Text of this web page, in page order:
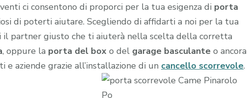
ci consentono di proporci per la tua esigenza di porta
di poterti aiutare. Scegliendo di affidarti a noi per la tua
il partner giusto che ti aiuterà nella scelta della corretta
, oppure la porta del box o del garage basculante o ancora
aziende grazie all’installazione di un cancello scorrevole.